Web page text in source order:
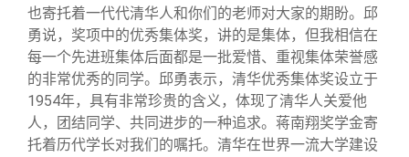
也寄托着一代代清华人和你们的老师对大家的期盼。邱
勇说，奖项中的优秀集体奖，讲的是集体，但我相信在
每一个先进班集体后面都是一批爱惜、重视集体荣誉感
的非常优秀的同学。邱勇表示，清华优秀集体奖设立于
1954年，具有非常珍贵的含义，体现了清华人关爱他
人，团结同学、共同进步的一种追求。蒋南翔奖学金寄
托着历代学长对我们的嘱托。清华在世界一流大学建设